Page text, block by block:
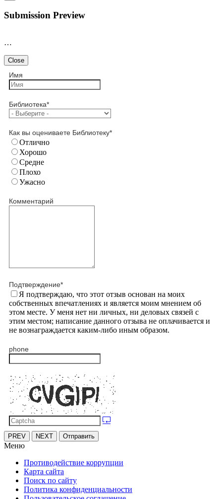
Submission Preview
…
Close
Имя
Библиотека*
Как вы оцениваете Библиотеку*
Отлично
Хорошо
Средне
Плохо
Ужасно
Комментарий
Подтверждение*
Я подтверждаю, что этот отзыв основан на моих
собственных впечатлениях и является моим мнением об
этом месте. У меня нет ни личных, ни деловых связей с
этим местом; написание данного отзыва не оплачивается и
не вознаграждается каким-либо иным образом.
phone
PREV NEXT Отправить
Меню
Противодействие коррупции
Карта сайта
Поиск по сайту
Политика конфиденциальности